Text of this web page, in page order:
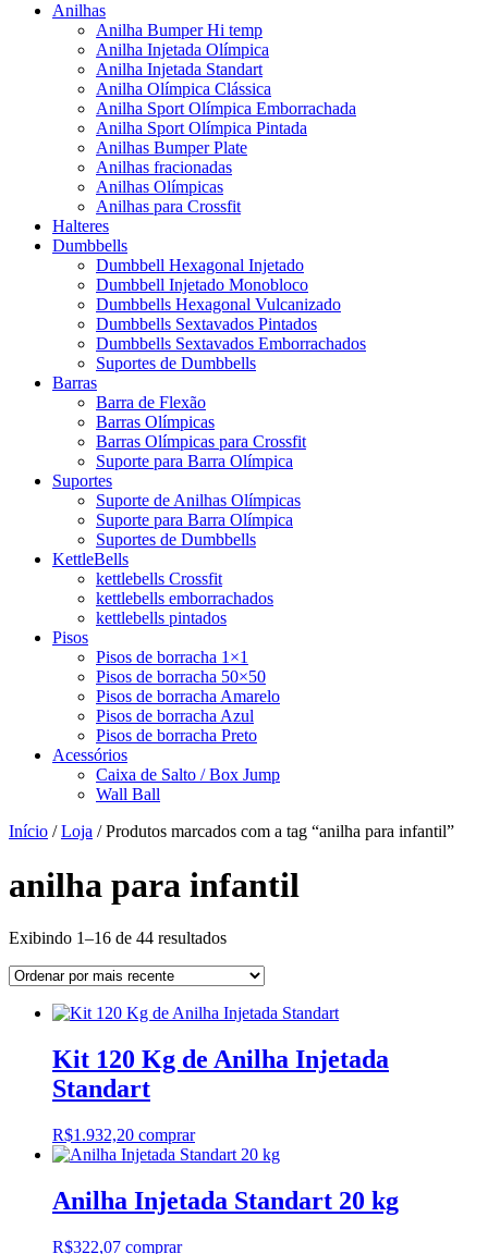
Anilhas
Anilha Bumper Hi temp
Anilha Injetada Olímpica
Anilha Injetada Standart
Anilha Olímpica Clássica
Anilha Sport Olímpica Emborrachada
Anilha Sport Olímpica Pintada
Anilhas Bumper Plate
Anilhas fracionadas
Anilhas Olímpicas
Anilhas para Crossfit
Halteres
Dumbbells
Dumbbell Hexagonal Injetado
Dumbbell Injetado Monobloco
Dumbbells Hexagonal Vulcanizado
Dumbbells Sextavados Pintados
Dumbbells Sextavados Emborrachados
Suportes de Dumbbells
Barras
Barra de Flexão
Barras Olímpicas
Barras Olímpicas para Crossfit
Suporte para Barra Olímpica
Suportes
Suporte de Anilhas Olímpicas
Suporte para Barra Olímpica
Suportes de Dumbbells
KettleBells
kettlebells Crossfit
kettlebells emborrachados
kettlebells pintados
Pisos
Pisos de borracha 1×1
Pisos de borracha 50×50
Pisos de borracha Amarelo
Pisos de borracha Azul
Pisos de borracha Preto
Acessórios
Caixa de Salto / Box Jump
Wall Ball
Início /Loja / Produtos marcados com a tag “anilha para infantil”
anilha para infantil
Exibindo 1–16 de 44 resultadosClassificado
mais
Kit 120 Kg de Anilha Injetada
Standart
R$1.932,20 comprar
Anilha Injetada Standart 20 kg
R$322,07 comprar